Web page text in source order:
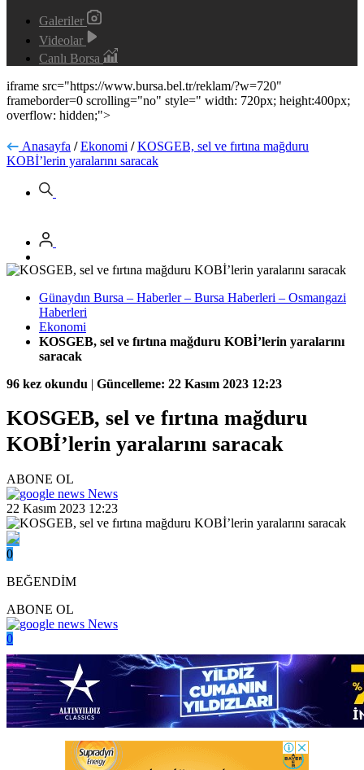
Galeriler
Videolar
Canlı Borsa
iframe src="https://www.bursa.bel.tr/reklam/?w=720"
frameborder=0 scrolling="no" style=" width: 720px; height:400px;
overflow: hidden;">
Anasayfa / Ekonomi / KOSGEB, sel ve fırtına mağduru
KOBİ’lerin yaralarını saracak
Günaydın Bursa – Haberler – Bursa Haberleri – Osmangazi
Haberleri
Ekonomi
KOSGEB, sel ve fırtına mağduru KOBİ’lerin yaralarını
saracak
96 kez okundu | Güncelleme: 22 Kasım 2023 12:23
KOSGEB, sel ve fırtına mağduru
KOBİ’lerin yaralarını saracak
ABONE OL
News
22 Kasım 2023 12:23
0
BEĞENDİM
ABONE OL
News
0